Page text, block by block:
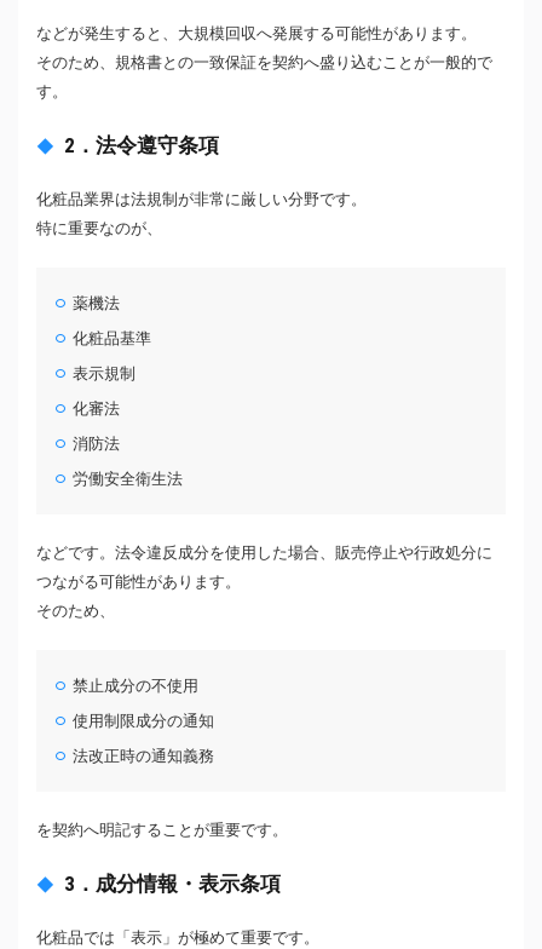
などが発生すると、大規模回収へ発展する可能性があります。
そのため、規格書との一致保証を契約へ盛り込むことが一般的で
す。
2．法令遵守条項
化粧品業界は法規制が非常に厳しい分野です。
特に重要なのが、
薬機法
化粧品基準
表示規制
化審法
消防法
労働安全衛生法
などです。法令違反成分を使用した場合、販売停止や行政処分に
つながる可能性があります。
そのため、
禁止成分の不使用
使用制限成分の通知
法改正時の通知義務
を契約へ明記することが重要です。
3．成分情報・表示条項
化粧品では「表示」が極めて重要です。